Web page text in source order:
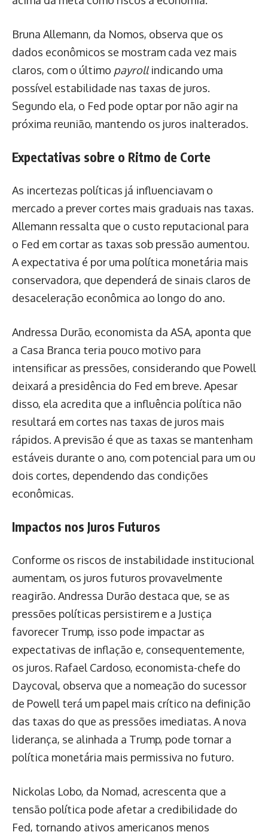
Bruna Allemann, da Nomos, observa que os
dados econômicos se mostram cada vez mais
claros, com o último payrollindicando uma
possível estabilidade nas taxas de juros.
Segundo ela, o Fed pode optar por não agir na
próxima reunião, mantendo os juros inalterados.
Expectativas sobre o Ritmo de Corte
As incertezas políticas já influenciavam o
mercado a prever cortes mais graduais nas taxas.
Allemann ressalta que o custo reputacional para
o Fed em cortar as taxas sob pressão aumentou.
A expectativa é por uma política monetária mais
conservadora, que dependerá de sinais claros de
desaceleração econômica ao longo do ano.
Andressa Durão, economista da ASA, aponta que
a Casa Branca teria pouco motivo para
intensificar as pressões, considerando que Powell
deixará a presidência do Fed em breve. Apesar
disso, ela acredita que a influência política não
resultará em cortes nas taxas de juros mais
rápidos. A previsão é que as taxas se mantenham
estáveis durante o ano, com potencial para um ou
dois cortes, dependendo das condições
econômicas.
Impactos nos Juros Futuros
Conforme os riscos de instabilidade institucional
aumentam, os juros futuros provavelmente
reagirão. Andressa Durão destaca que, se as
pressões políticas persistirem e a Justiça
favorecer Trump, isso pode impactar as
expectativas de inflação e, consequentemente,
os juros. Rafael Cardoso, economista-chefe do
Daycoval, observa que a nomeação do sucessor
de Powell terá um papel mais crítico na definição
das taxas do que as pressões imediatas. A nova
liderança, se alinhada a Trump, pode tornar a
política monetária mais permissiva no futuro.
Nickolas Lobo, da Nomad, acrescenta que a
tensão política pode afetar a credibilidade do
Fed, tornando ativos americanos menos